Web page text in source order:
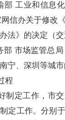
部 工业和信息
信办关于修改
法》的决定（
部 市场监管总
南宁 深圳 等城市
程
制定工作，市
制定工作。分别于